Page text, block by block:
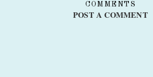
COMMENTS
POST A COMMENT